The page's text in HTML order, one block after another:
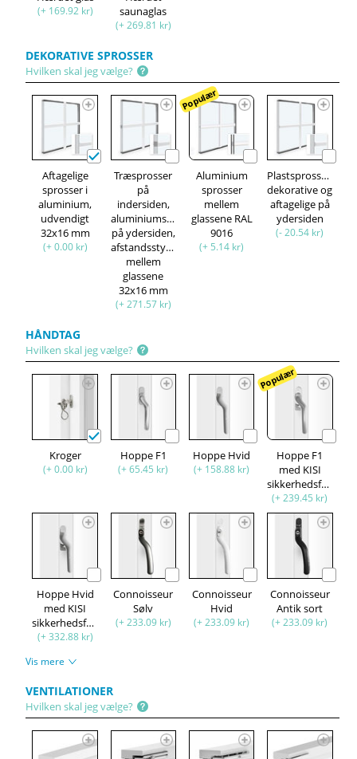
(+ 169.92 kr)
saunaglas
(+ 269.81 kr)
DEKORATIVE SPROSSER
Hvilken skal jeg vælge?
Aftagelige
sprosser i
aluminium,
udvendigt
32x16 mm
(+ 0.00 kr)
Træsprosser
på
indersiden,
aluminiumsprosser
på ydersiden,
afstandsstykke
mellem
glassene
32x16 mm
(+ 271.57 kr)
Populær
Aluminium
sprosser
mellem
glassene RAL
9016
(+ 5.14 kr)
Plastsprosser,
dekorative og
aftagelige på
ydersiden
(- 20.54 kr)
HÅNDTAG
Hvilken skal jeg vælge?
Kroger
(+ 0.00 kr)
Hoppe F1
(+ 65.45 kr)
Hoppe Hvid
(+ 158.88 kr)
Populær
Hoppe F1
med KISI
sikkerhedsfunktion
(+ 239.45 kr)
Hoppe Hvid
med KISI
sikkerhedsfunktion
(+ 332.88 kr)
Connoisseur
Sølv
(+ 233.09 kr)
Connoisseur
Hvid
(+ 233.09 kr)
Connoisseur
Antik sort
(+ 233.09 kr)
Vis mere
VENTILATIONER
Hvilken skal jeg vælge?